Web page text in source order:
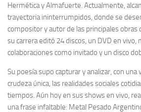
Hermética y Almafuerte. Actualmente,
trayectoria ininterrumpidos, donde se
compositor y autor de las principales obras
su carrera editó 24 discos, un DVD en vivo,
colaboraciones como invitado y un disco
Su poesía supo capturar y analizar, con una
crudeza única, las realidades sociales
tiempos. Aún hoy en sus shows en vivo,
una frase infaltable: Metal Pesado